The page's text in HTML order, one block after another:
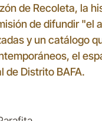
de Recoleta, la
de difundir "el
y un catálogo
el
de Distrito BAFA.